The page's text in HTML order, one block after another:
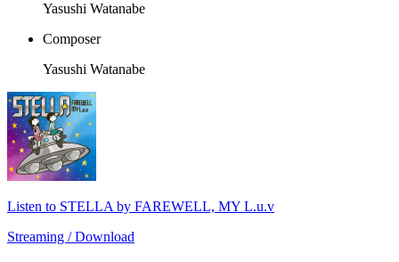
Yasushi Watanabe
Composer
Yasushi Watanabe
Listen to STELLA by FAREWELL, MY L.u.v
Streaming / Download